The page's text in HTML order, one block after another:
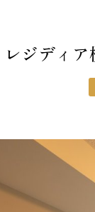
レジディ